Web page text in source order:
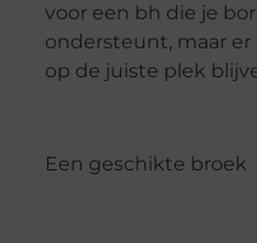
voor een bh die je
ondersteunt, maar er
op de juiste plek
Een geschikte broek